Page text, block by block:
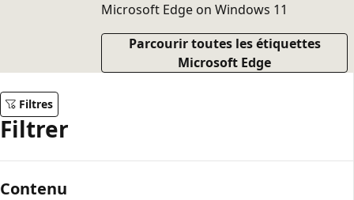
Microsoft Edge on Windows 11
Parcourir toutes les étiquettes
Microsoft Edge
Filtres
Filtrer
Contenu